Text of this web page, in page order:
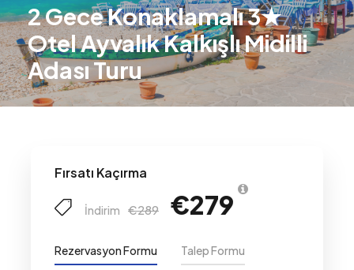
2 Gece Konaklamalı 3★
Otel Ayvalık Kalkışlı Midilli
Adası Turu
Fırsatı Kaçırma
İndirim €289 €279
Rezervasyon Formu Talep Formu